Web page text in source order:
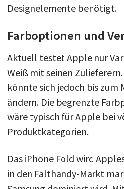
Designelemente benötigt.
Farboptionen und
Aktuell testet Apple nur
Weiß mit seinen
könnte sich jedoch bis zum
ändern. Die begrenzte
wäre typisch für Apple bei
Produktkategorien.
Das iPhone Fold wird
in den Falthandy-Markt